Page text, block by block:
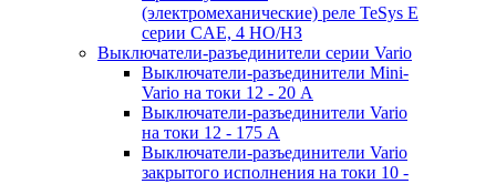
(электромеханические) реле TeSys E
серии CAE, 4 НО/НЗ
Выключатели-разъединители серии Vario
Выключатели-разъединители Mini-
Vario на токи 12 - 20 А
Выключатели-разъединители Vario
на токи 12 - 175 А
Выключатели-разъединители Vario
закрытого исполнения на токи 10 -